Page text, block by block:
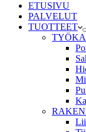
ETUSIVU
PALVELUT
TUOTTEET